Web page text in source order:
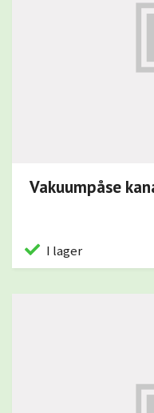
Vakuumpåse
I lager